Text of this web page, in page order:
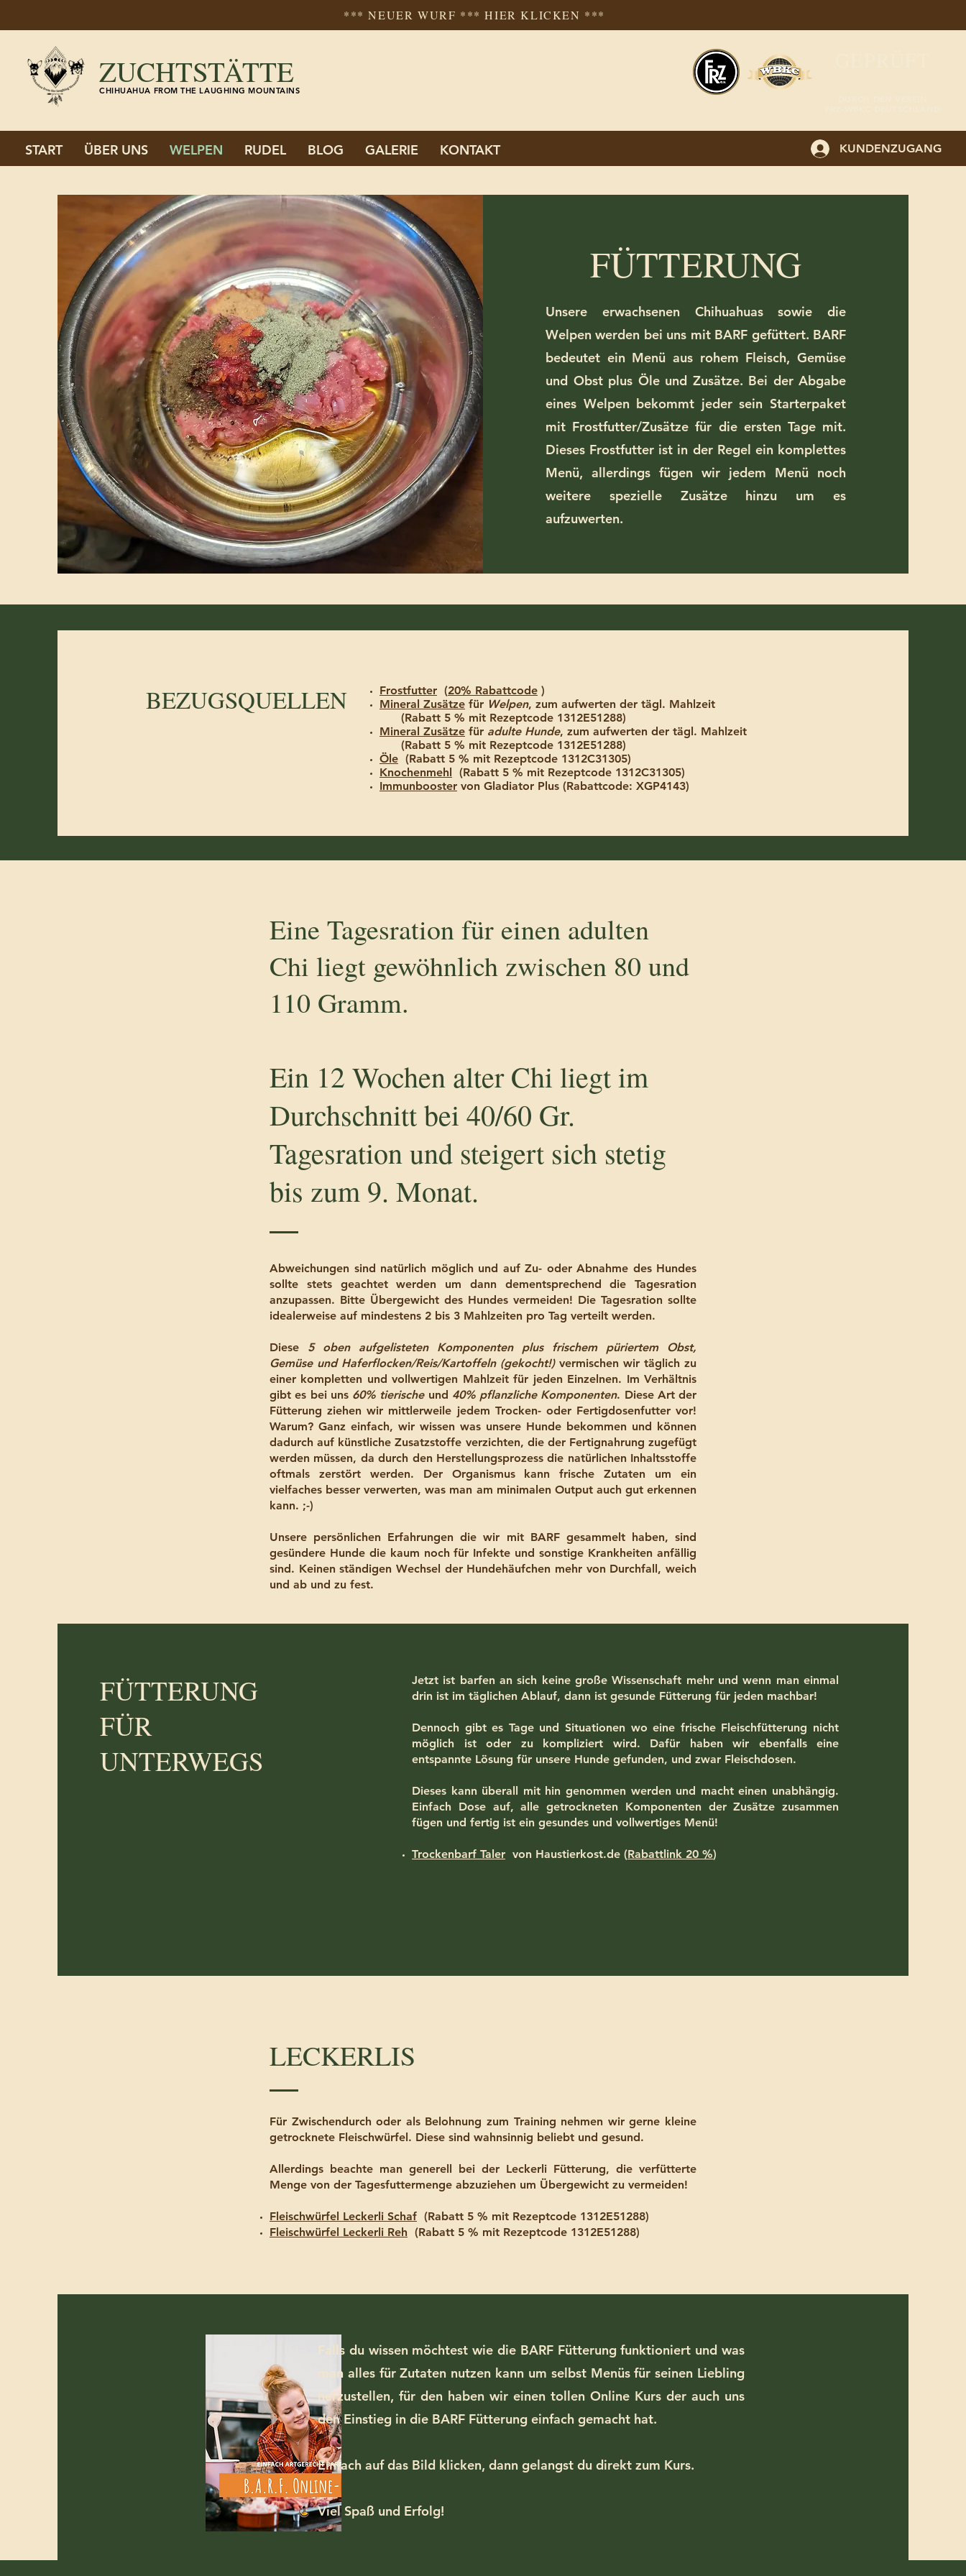
*** NEUER WURF *** HIER KLICKEN ***
ZUCHTSTÄTTE
CHIHUAHUA FROM THE LAUGHING MOUNTAINS
START ÜBER UNS WELPEN RUDEL BLOG GALERIE KONTAKT KUNDENZUGANG
FÜTTERUNG
Unsere erwachsenen Chihuahuas sowie die
Welpen werden bei uns mit BARF gefüttert. BARF
bedeutet ein Menü aus rohem Fleisch, Gemüse
und Obst plus Öle und Zusätze. Bei der Abgabe
eines Welpen bekommt jeder sein Starterpaket
mit Frostfutter/Zusätze für die ersten Tage mit.
Dieses Frostfutter ist in der Regel ein komplettes
Menü, allerdings fügen wir jedem Menü noch
weitere spezielle Zusätze hinzu um es
aufzuwerten.
BEZUGSQUELLEN Frostfutter (20% Rabattcode )
Mineral Zusätze für Welpen, zum aufwerten der tägl. Mahlzeit
(Rabatt 5 % mit Rezeptcode 1312E51288)
Mineral Zusätze für adulte Hunde, zum aufwerten der tägl. Mahlzeit
(Rabatt 5 % mit Rezeptcode 1312E51288)
Öle (Rabatt 5 % mit Rezeptcode 1312C31305)
Knochenmehl (Rabatt 5 % mit Rezeptcode 1312C31305)
Immunbooster von Gladiator Plus (Rabattcode: XGP4143)
Eine Tagesration für einen adulten
Chi liegt gewöhnlich zwischen 80 und
110 Gramm.
Ein 12 Wochen alter Chi liegt im
Durchschnitt bei 40/60 Gr.
Tagesration und steigert sich stetig
bis zum 9. Monat.
Abweichungen sind natürlich möglich und auf Zu- oder Abnahme des Hundes
sollte stets geachtet werden um dann dementsprechend die Tagesration
anzupassen. Bitte Übergewicht des Hundes vermeiden! Die Tagesration sollte
idealerweise auf mindestens 2 bis 3 Mahlzeiten pro Tag verteilt werden.
Diese 5 oben aufgelisteten Komponenten plus frischem püriertem Obst,
Gemüse und Haferflocken/Reis/Kartoffeln (gekocht!)vermischen wir täglich zu
einer kompletten und vollwertigen Mahlzeit für jeden Einzelnen. Im Verhältnis
gibt es bei uns 60% tierischeund 40% pflanzliche Komponenten. Diese Art der
Fütterung ziehen wir mittlerweile jedem Trocken- oder Fertigdosenfutter vor!
Warum? Ganz einfach, wir wissen was unsere Hunde bekommen und können
dadurch auf künstliche Zusatzstoffe verzichten, die der Fertignahrung zugefügt
werden müssen, da durch den Herstellungsprozess die natürlichen Inhaltsstoffe
oftmals zerstört werden. Der Organismus kann frische Zutaten um ein
vielfaches besser verwerten, was man am minimalen Output auch gut erkennen
kann. ;-)
Unsere persönlichen Erfahrungen die wir mit BARF gesammelt haben, sind
gesündere Hunde die kaum noch für Infekte und sonstige Krankheiten anfällig
sind. Keinen ständigen Wechsel der Hundehäufchen mehr von Durchfall, weich
und ab und zu fest.
FÜTTERUNG
FÜR
UNTERWEGS
Jetzt ist barfen an sich keine große Wissenschaft mehr und wenn man einmal
drin ist im täglichen Ablauf, dann ist gesunde Fütterung für jeden machbar!
Dennoch gibt es Tage und Situationen wo eine frische Fleischfütterung nicht
möglich ist oder zu kompliziert wird. Dafür haben wir ebenfalls eine
entspannte Lösung für unsere Hunde gefunden, und zwar Fleischdosen.
Dieses kann überall mit hin genommen werden und macht einen unabhängig.
Einfach Dose auf, alle getrockneten Komponenten der Zusätze zusammen
fügen und fertig ist ein gesundes und vollwertiges Menü!
Trockenbarf Taler von Haustierkost.de (Rabattlink 20 %)
LECKERLIS
Für Zwischendurch oder als Belohnung zum Training nehmen wir gerne kleine
getrocknete Fleischwürfel. Diese sind wahnsinnig beliebt und gesund.
Allerdings beachte man generell bei der Leckerli Fütterung, die verfütterte
Menge von der Tagesfuttermenge abzuziehen um Übergewicht zu vermeiden!
Fleischwürfel Leckerli Schaf (Rabatt 5 % mit Rezeptcode 1312E51288)
Fleischwürfel Leckerli Reh (Rabatt 5 % mit Rezeptcode 1312E51288)
Falls du wissen möchtest wie die BARF Fütterung funktioniert und was
man alles für Zutaten nutzen kann um selbst Menüs für seinen Liebling
herzustellen, für den haben wir einen tollen Online Kurs der auch uns
den Einstieg in die BARF Fütterung einfach gemacht hat.
Einfach auf das Bild klicken, dann gelangst du direkt zum Kurs.
Viel Spaß und Erfolg!